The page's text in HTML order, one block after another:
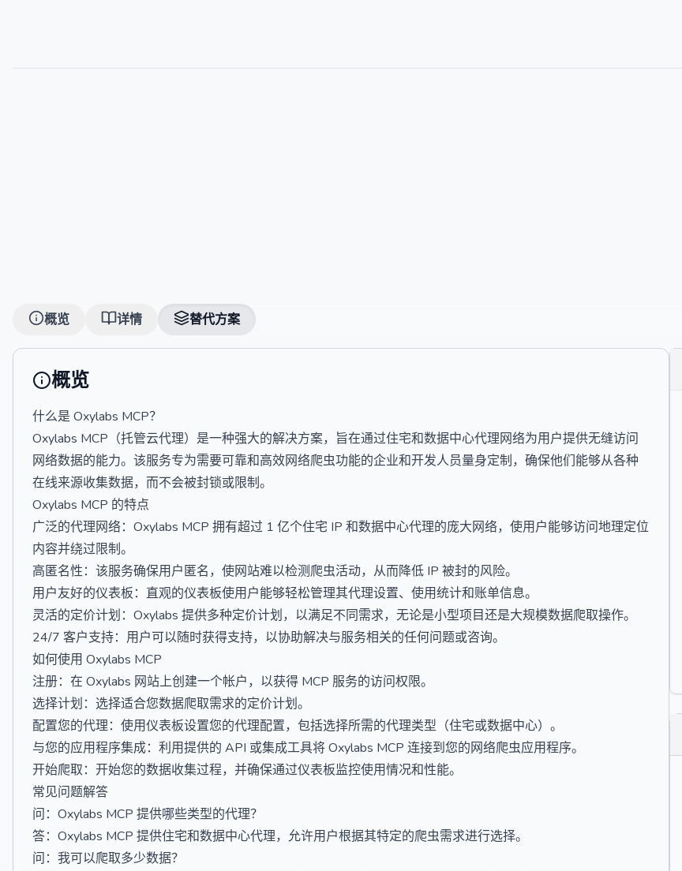
概览 详情 替代方案
概览
什么是 Oxylabs MCP？
Oxylabs MCP（托管云代理）是一种强大的解决方案，旨在通过住宅和数据中心代理网络为用户提供无缝访问
网络数据的能力。该服务专为需要可靠和高效网络爬虫功能的企业和开发人员量身定制，确保他们能够从各种
在线来源收集数据，而不会被封锁或限制。
Oxylabs MCP 的特点
广泛的代理网络：Oxylabs MCP 拥有超过 1 亿个住宅 IP 和数据中心代理的庞大网络，使用户能够访问地理定位
内容并绕过限制。
高匿名性：该服务确保用户匿名，使网站难以检测爬虫活动，从而降低 IP 被封的风险。
用户友好的仪表板：直观的仪表板使用户能够轻松管理其代理设置、使用统计和账单信息。
灵活的定价计划：Oxylabs 提供多种定价计划，以满足不同需求，无论是小型项目还是大规模数据爬取操作。
24/7 客户支持：用户可以随时获得支持，以协助解决与服务相关的任何问题或咨询。
如何使用 Oxylabs MCP
注册：在 Oxylabs 网站上创建一个帐户，以获得 MCP 服务的访问权限。
选择计划：选择适合您数据爬取需求的定价计划。
配置您的代理：使用仪表板设置您的代理配置，包括选择所需的代理类型（住宅或数据中心）。
与您的应用程序集成：利用提供的 API 或集成工具将 Oxylabs MCP 连接到您的网络爬虫应用程序。
开始爬取：开始您的数据收集过程，并确保通过仪表板监控使用情况和性能。
常见问题解答
问：Oxylabs MCP 提供哪些类型的代理？
答：Oxylabs MCP 提供住宅和数据中心代理，允许用户根据其特定的爬虫需求进行选择。
问：我可以爬取多少数据？